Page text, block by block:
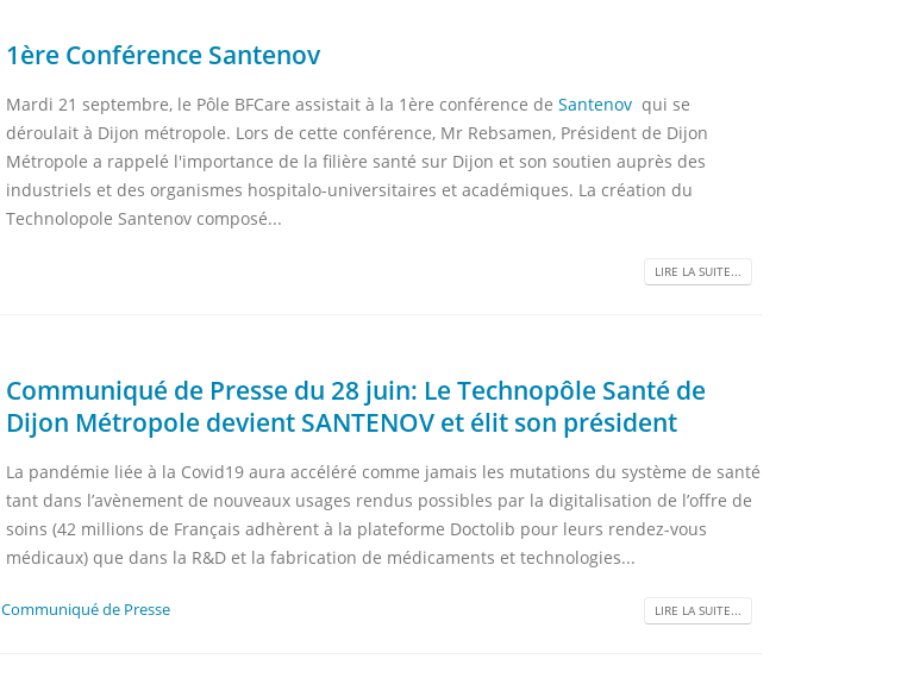
1ère Conférence Santenov
Mardi 21 septembre, le Pôle BFCare assistait à la 1ère conférence de Santenov qui se
déroulait à Dijon métropole. Lors de cette conférence, Mr Rebsamen, Président de Dijon
Métropole a rappelé l'importance de la filière santé sur Dijon et son soutien auprès des
industriels et des organismes hospitalo-universitaires et académiques. La création du
Technolopole Santenov composé...
LIRE LA SUITE...
Communiqué de Presse du 28 juin: Le Technopôle Santé de
Dijon Métropole devient SANTENOV et élit son président
La pandémie liée à la Covid19 aura accéléré comme jamais les mutations du système de santé
tant dans l’avènement de nouveaux usages rendus possibles par la digitalisation de l’offre de
soins (42 millions de Français adhèrent à la plateforme Doctolib pour leurs rendez-vous
médicaux) que dans la R&D et la fabrication de médicaments et technologies...
Communiqué de Presse LIRE LA SUITE...